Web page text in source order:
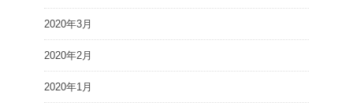
2020年3月
2020年2月
2020年1月